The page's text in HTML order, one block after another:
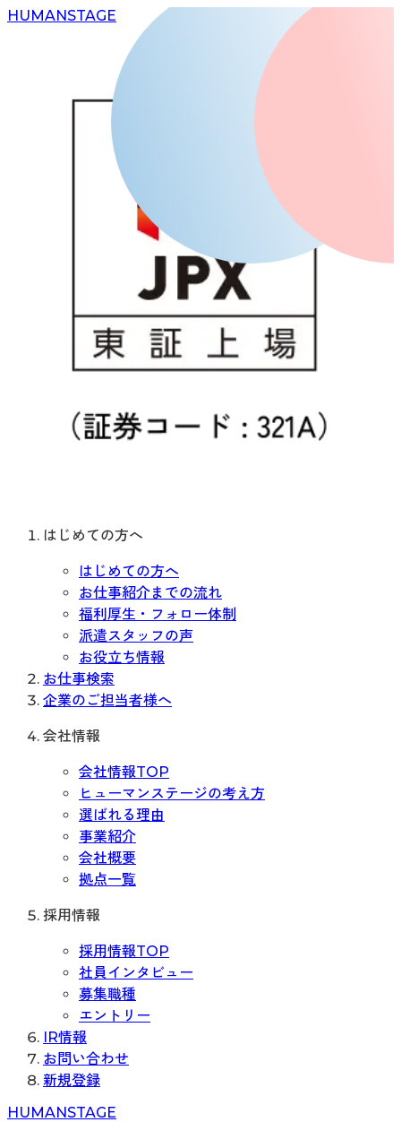
HUMANSTAGE
はじめての方へ
はじめての方へ
お仕事紹介までの流れ
福利厚生・フォロー体制
派遣スタッフの声
お役立ち情報
お仕事検索
企業のご担当者様へ
会社情報
会社情報TOP
ヒューマンステージの考え方
選ばれる理由
事業紹介
会社概要
拠点一覧
採用情報
採用情報TOP
社員インタビュー
募集職種
エントリー
IR情報
お問い合わせ
新規登録
HUMANSTAGE